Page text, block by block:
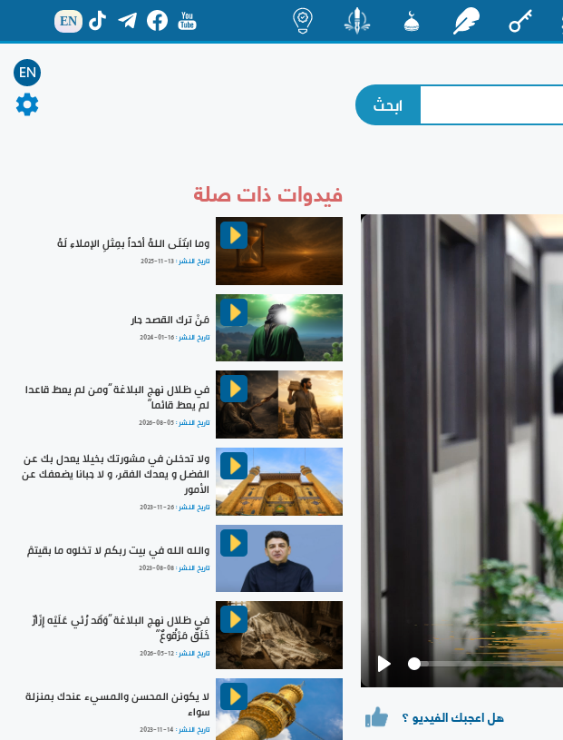
EN
EN
هل اعجبك الفيديو ؟
فيدوات ذات صلة
وما ابتَلَى اللهُ أحَداً بمِثلِ الإملاءِ لَهُ
تاريخ النشر :2025-11-13
مَنْ ترك القصد جار
تاريخ النشر :2024-01-16
في ظلال نهج البلاغة ”ومن لم يعطَ قاعدا
لم يعطَ قائما“
تاريخ النشر :2026-08-05
ولا تدخلن في مشورتك بخيلا يعدل بك عن
الفضل و يعدك الفقر، و لا جبانا يضعفك عن
الأمور
تاريخ النشر :2023-11-26
والله الله في بيت ربكم لا تخلوه ما بقيتمْ
تاريخ النشر :2023-08-08
في ظلال نهج البلاغة ”وَقَد رُئي عَلَيْه إِزَارٌ
خَلَقٌ مَرْقُوعٌ“
تاريخ النشر :2026-05-12
لا يكونن المحسن والمسيء عندك بمنزلة
سواء
تاريخ النشر : 2023-11-14